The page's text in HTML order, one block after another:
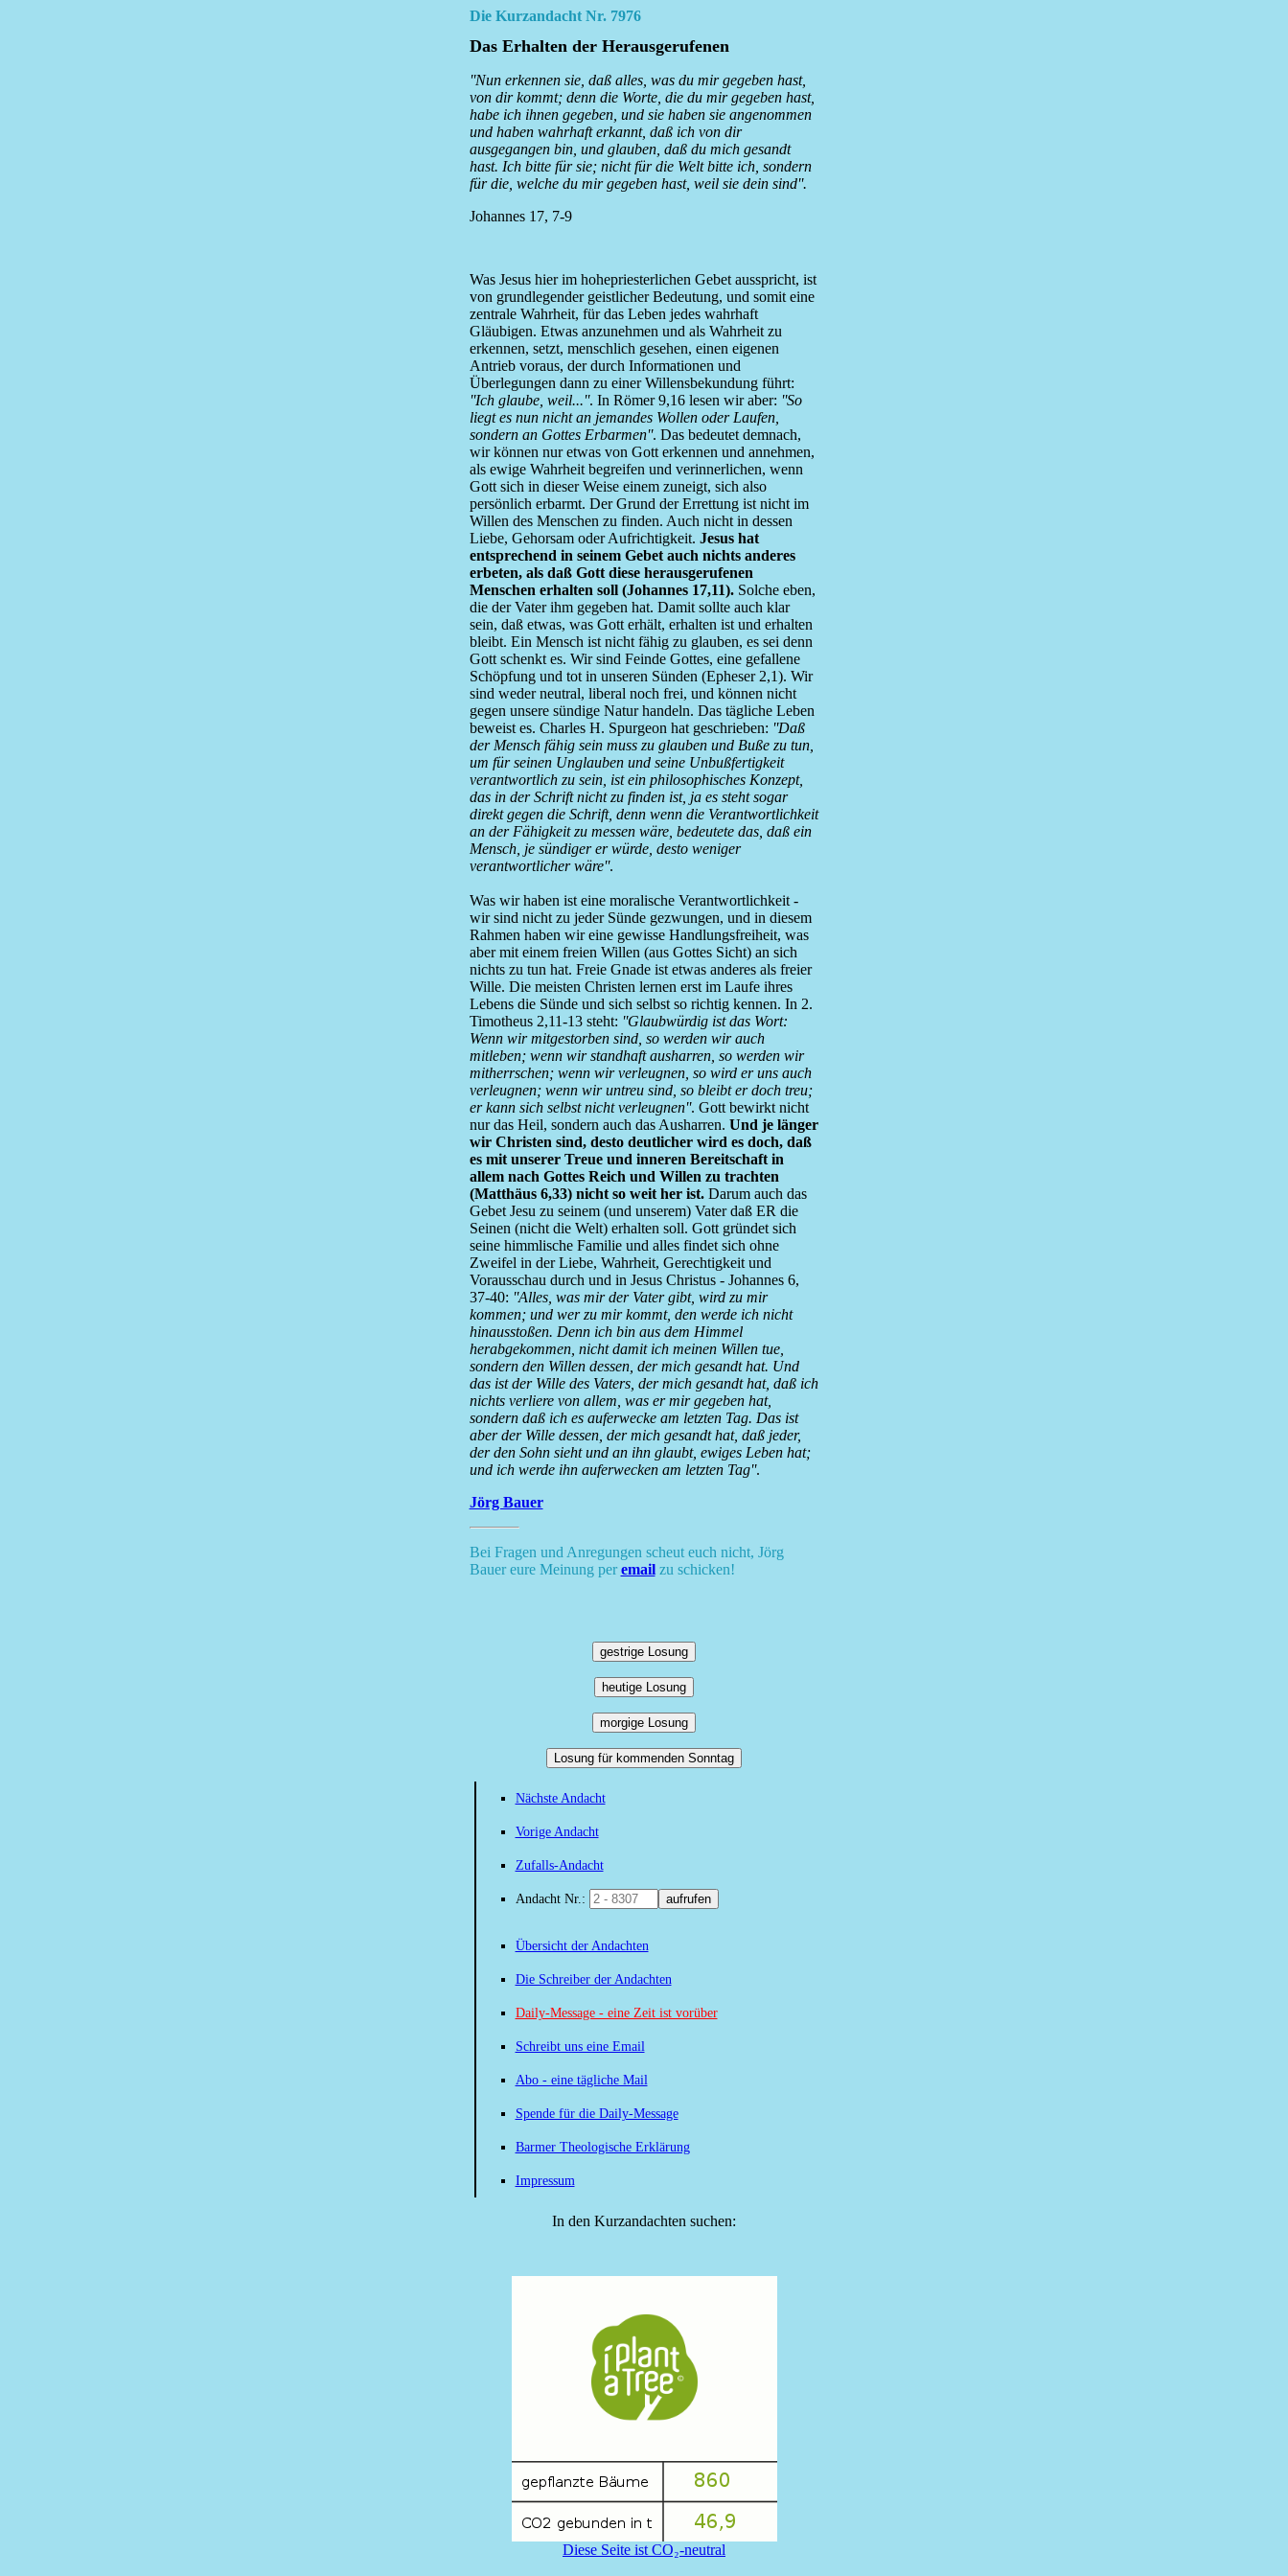
Die Kurzandacht Nr. 7976
Das Erhalten der Herausgerufenen
''Nun erkennen sie, daß alles, was du mir gegeben hast,
von dir kommt; denn die Worte, die du mir gegeben hast,
habe ich ihnen gegeben, und sie haben sie angenommen
und haben wahrhaft erkannt, daß ich von dir
ausgegangen bin, und glauben, daß du mich gesandt
hast. Ich bitte für sie; nicht für die Welt bitte ich, sondern
für die, welche du mir gegeben hast, weil sie dein sind''.
Johannes 17, 7-9
Was Jesus hier im hohepriesterlichen Gebet ausspricht, ist
von grundlegender geistlicher Bedeutung, und somit eine
zentrale Wahrheit, für das Leben jedes wahrhaft
Gläubigen. Etwas anzunehmen und als Wahrheit zu
erkennen, setzt, menschlich gesehen, einen eigenen
Antrieb voraus, der durch Informationen und
Überlegungen dann zu einer Willensbekundung führt:
''Ich glaube, weil...''. In Römer 9,16 lesen wir aber: ''So
liegt es nun nicht an jemandes Wollen oder Laufen,
sondern an Gottes Erbarmen''. Das bedeutet demnach,
wir können nur etwas von Gott erkennen und annehmen,
als ewige Wahrheit begreifen und verinnerlichen, wenn
Gott sich in dieser Weise einem zuneigt, sich also
persönlich erbarmt. Der Grund der Errettung ist nicht im
Willen des Menschen zu finden. Auch nicht in dessen
Liebe, Gehorsam oder Aufrichtigkeit. Jesus hat
entsprechend in seinem Gebet auch nichts anderes
erbeten, als daß Gott diese herausgerufenen
Menschen erhalten soll (Johannes 17,11).Solche eben,
die der Vater ihm gegeben hat. Damit sollte auch klar
sein, daß etwas, was Gott erhält, erhalten ist und erhalten
bleibt. Ein Mensch ist nicht fähig zu glauben, es sei denn
Gott schenkt es. Wir sind Feinde Gottes, eine gefallene
Schöpfung und tot in unseren Sünden (Epheser 2,1). Wir
sind weder neutral, liberal noch frei, und können nicht
gegen unsere sündige Natur handeln. Das tägliche Leben
beweist es. Charles H. Spurgeon hat geschrieben: ''Daß
der Mensch fähig sein muss zu glauben und Buße zu tun,
um für seinen Unglauben und seine Unbußfertigkeit
verantwortlich zu sein, ist ein philosophisches Konzept,
das in der Schrift nicht zu finden ist, ja es steht sogar
direkt gegen die Schrift, denn wenn die Verantwortlichkeit
an der Fähigkeit zu messen wäre, bedeutete das, daß ein
Mensch, je sündiger er würde, desto weniger
verantwortlicher wäre''.
Was wir haben ist eine moralische Verantwortlichkeit -
wir sind nicht zu jeder Sünde gezwungen, und in diesem
Rahmen haben wir eine gewisse Handlungsfreiheit, was
aber mit einem freien Willen (aus Gottes Sicht) an sich
nichts zu tun hat. Freie Gnade ist etwas anderes als freier
Wille. Die meisten Christen lernen erst im Laufe ihres
Lebens die Sünde und sich selbst so richtig kennen. In 2.
Timotheus 2,11-13 steht: ''Glaubwürdig ist das Wort:
Wenn wir mitgestorben sind, so werden wir auch
mitleben; wenn wir standhaft ausharren, so werden wir
mitherrschen; wenn wir verleugnen, so wird er uns auch
verleugnen; wenn wir untreu sind, so bleibt er doch treu;
er kann sich selbst nicht verleugnen''. Gott bewirkt nicht
nur das Heil, sondern auch das Ausharren. Und je länger
wir Christen sind, desto deutlicher wird es doch, daß
es mit unserer Treue und inneren Bereitschaft in
allem nach Gottes Reich und Willen zu trachten
(Matthäus 6,33) nicht so weit her ist.Darum auch das
Gebet Jesu zu seinem (und unserem) Vater daß ER die
Seinen (nicht die Welt) erhalten soll. Gott gründet sich
seine himmlische Familie und alles findet sich ohne
Zweifel in der Liebe, Wahrheit, Gerechtigkeit und
Vorausschau durch und in Jesus Christus - Johannes 6,
37-40: ''Alles, was mir der Vater gibt, wird zu mir
kommen; und wer zu mir kommt, den werde ich nicht
hinausstoßen. Denn ich bin aus dem Himmel
herabgekommen, nicht damit ich meinen Willen tue,
sondern den Willen dessen, der mich gesandt hat. Und
das ist der Wille des Vaters, der mich gesandt hat, daß ich
nichts verliere von allem, was er mir gegeben hat,
sondern daß ich es auferwecke am letzten Tag. Das ist
aber der Wille dessen, der mich gesandt hat, daß jeder,
der den Sohn sieht und an ihn glaubt, ewiges Leben hat;
und ich werde ihn auferwecken am letzten Tag''.
Jörg Bauer
Bei Fragen und Anregungen scheut euch nicht, Jörg
Bauer eure Meinung peremailzu schicken!
gestrige Losung
heutige Losung
morgige Losung
Losung für kommenden Sonntag
Nächste Andacht
Vorige Andacht
Zufalls-Andacht
Andacht Nr.: aufrufen
Übersicht der Andachten
Die Schreiber der Andachten
Daily-Message - eine Zeit ist vorüber
Schreibt uns eine Email
Abo - eine tägliche Mail
Spende für die Daily-Message
Barmer Theologische Erklärung
Impressum
In den Kurzandachten suchen:
Diese Seite ist CO₂-neutral